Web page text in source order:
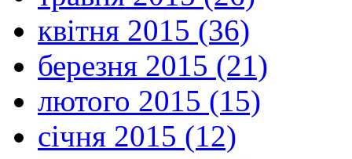
квітня 2015 (36)
березня 2015 (21)
лютого 2015 (15)
січня 2015 (12)